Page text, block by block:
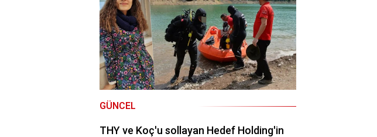
GÜNCEL
THY ve Koç'u sollayan Hedef Holding'in